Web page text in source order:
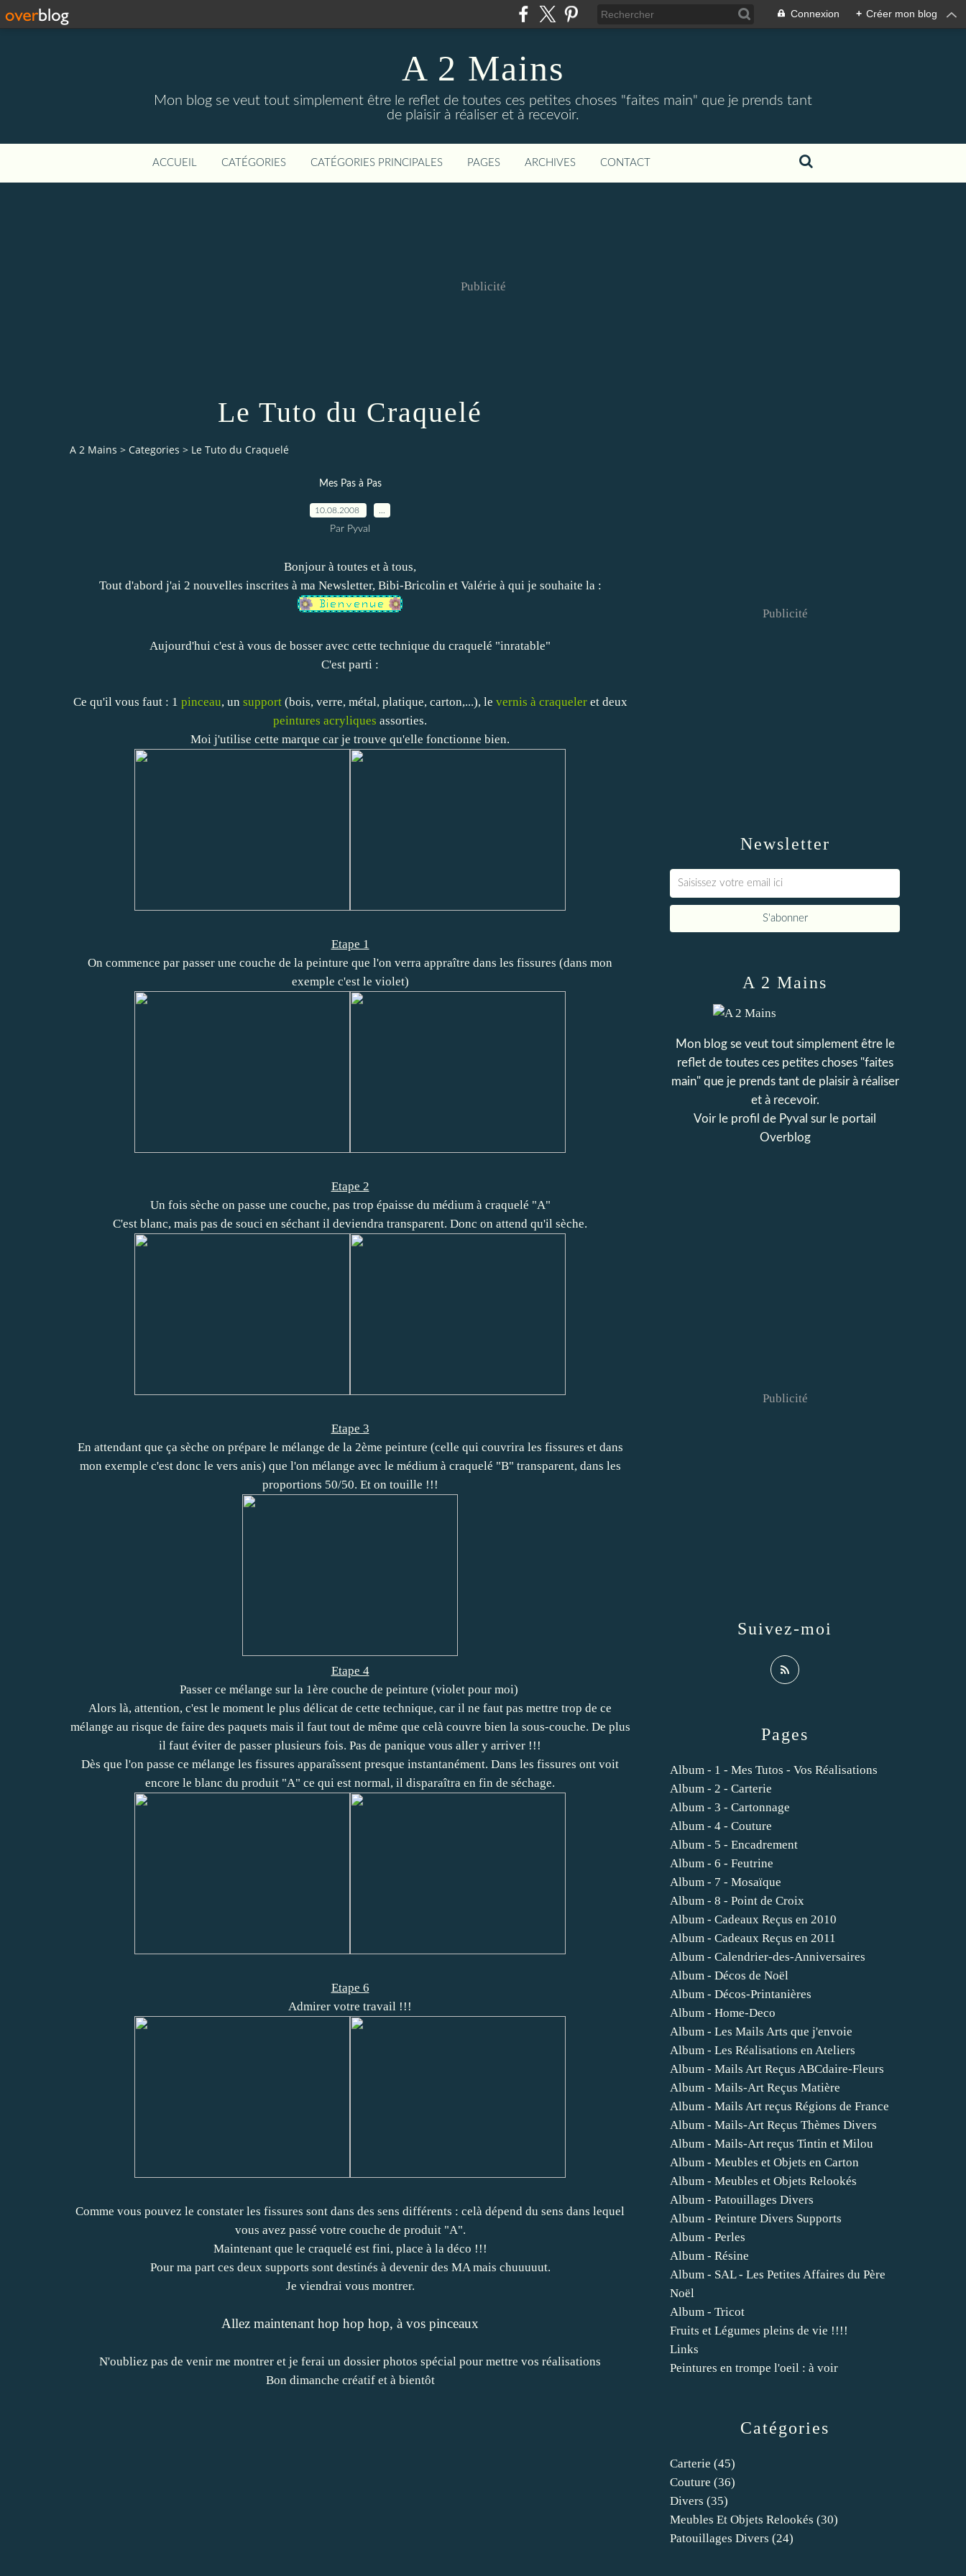
Connexion + Créer mon blog
A 2 Mains
Mon blog se veut tout simplement être le reflet de toutes ces petites choses "faites main" que je prends tant
de plaisir à réaliser et à recevoir.
ACCUEIL CATÉGORIES CATÉGORIES PRINCIPALES PAGES ARCHIVES CONTACT
Publicité
Le Tuto du Craquelé
A 2 Mains > Categories > Le Tuto du Craquelé
Mes Pas à Pas
10.08.2008
Par Pyval
Bonjour à toutes et à tous,
Tout d'abord j'ai 2 nouvelles inscrites à ma Newsletter, Bibi-Bricolin et Valérie à qui je souhaite la :
Aujourd'hui c'est à vous de bosser avec cette technique du craquelé "inratable"
C'est parti :
Ce qu'il vous faut : 1 pinceau, un support(bois, verre, métal, platique, carton,...), le vernis à craqueleret deux
peintures acryliques assorties.
Moi j'utilise cette marque car je trouve qu'elle fonctionne bien.
Etape 1
On commence par passer une couche de la peinture que l'on verra appraître dans les fissures (dans mon
exemple c'est le violet)
Etape 2
Un fois sèche on passe une couche, pas trop épaisse du médium à craquelé "A"
C'est blanc, mais pas de souci en séchant il deviendra transparent. Donc on attend qu'il sèche.
Etape 3
En attendant que ça sèche on prépare le mélange de la 2ème peinture (celle qui couvrira les fissures et dans
mon exemple c'est donc le vers anis) que l'on mélange avec le médium à craquelé "B" transparent, dans les
proportions 50/50. Et on touille !!!
Etape 4
Passer ce mélange sur la 1ère couche de peinture (violet pour moi)
Alors là, attention, c'est le moment le plus délicat de cette technique, car il ne faut pas mettre trop de ce
mélange au risque de faire des paquets mais il faut tout de même que celà couvre bien la sous-couche. De plus
il faut éviter de passer plusieurs fois. Pas de panique vous aller y arriver !!!
Dès que l'on passe ce mélange les fissures apparaîssent presque instantanément. Dans les fissures ont voit
encore le blanc du produit "A" ce qui est normal, il disparaîtra en fin de séchage.
Etape 6
Admirer votre travail !!!
Comme vous pouvez le constater les fissures sont dans des sens différents : celà dépend du sens dans lequel
vous avez passé votre couche de produit "A".
Maintenant que le craquelé est fini, place à la déco !!!
Pour ma part ces deux supports sont destinés à devenir des MA mais chuuuuut.
Je viendrai vous montrer.
Allez maintenant hop hop hop, à vos pinceaux
N'oubliez pas de venir me montrer et je ferai un dossier photos spécial pour mettre vos réalisations
Bon dimanche créatif et à bientôt
Newsletter
Publicité
Catégories
Carterie (45)
Couture (36)
Divers (35)
Meubles Et Objets Relookés (30)
Patouillages Divers (24)
Pages
Album - 1 - Mes Tutos - Vos Réalisations
Album - 2 - Carterie
Album - 3 - Cartonnage
Album - 4 - Couture
Album - 5 - Encadrement
Album - 6 - Feutrine
Album - 7 - Mosaïque
Album - 8 - Point de Croix
Album - Cadeaux Reçus en 2010
Album - Cadeaux Reçus en 2011
Album - Calendrier-des-Anniversaires
Album - Décos de Noël
Album - Décos-Printanières
Album - Home-Deco
Album - Les Mails Arts que j'envoie
Album - Les Réalisations en Ateliers
Album - Mails Art Reçus ABCdaire-Fleurs
Album - Mails-Art Reçus Matière
Album - Mails Art reçus Régions de France
Album - Mails-Art Reçus Thèmes Divers
Album - Mails-Art reçus Tintin et Milou
Album - Meubles et Objets en Carton
Album - Meubles et Objets Relookés
Album - Patouillages Divers
Album - Peinture Divers Supports
Album - Perles
Album - Résine
Album - SAL - Les Petites Affaires du Père
Noël
Album - Tricot
Fruits et Légumes pleins de vie !!!!
Links
Peintures en trompe l'oeil : à voir
A 2 Mains
Mon blog se veut tout simplement être le
reflet de toutes ces petites choses "faites
main" que je prends tant de plaisir à réaliser
et à recevoir.
Voir le profil de Pyval sur le portail
Overblog
Suivez-moi
Publicité